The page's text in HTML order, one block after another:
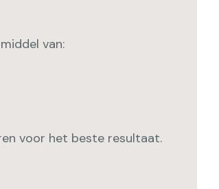
van:
voor het beste resultaat.